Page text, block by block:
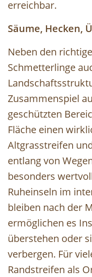
erreichbar.
Säume, Hecken,
Neben den
Schmetterlinge
Zusammenspiel
geschützten
Fläche einen
Altgrasstreifen
entlang von
besonders
Ruheinseln im
bleiben nach der
ermöglichen es
überstehen oder
verbergen. Für
Randstreifen als